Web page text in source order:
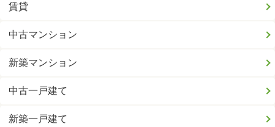
賃貸
中古マンション
新築マンション
中古一戸建て
新築一戸建て